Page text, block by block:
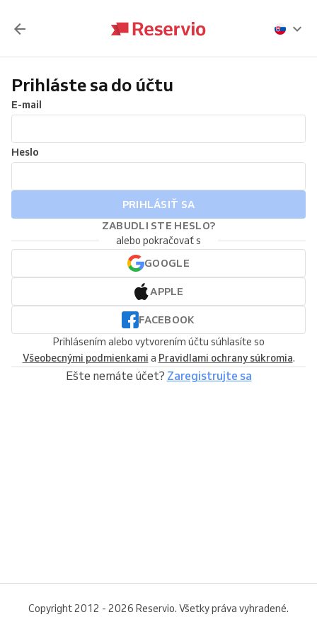
Prihláste sa do účtu
E-mail
Heslo
PRIHLÁSIŤ SA
ZABUDLI STE HESLO?
alebo pokračovať s
GOOGLE
APPLE
FACEBOOK
Prihlásením alebo vytvorením účtu súhlasíte so
Všeobecnými podmienkami a Pravidlami ochrany súkromia.
Ešte nemáte účet? Zaregistrujte sa
Copyright 2012 - 2026 Reservio. Všetky práva vyhradené.